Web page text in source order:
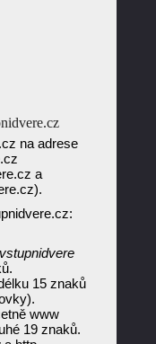
na adrese
a
vstupnidvere
15 znaků
www
19 znaků.